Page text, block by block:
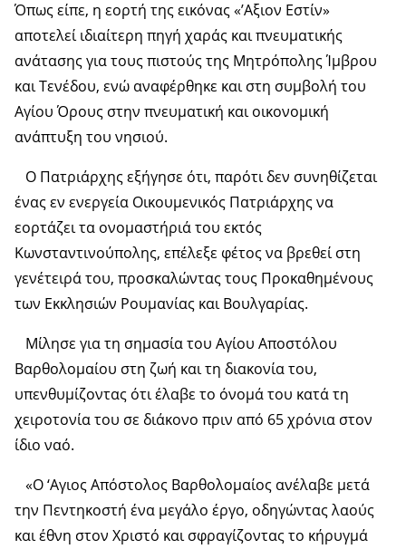
Όπως είπε, η εορτή της εικόνας «’Αξιον Εστίν»
αποτελεί ιδιαίτερη πηγή χαράς και πνευματικής
ανάτασης για τους πιστούς της Μητρόπολης Ίμβρου
και Τενέδου, ενώ αναφέρθηκε και στη συμβολή του
Αγίου Όρους στην πνευματική και οικονομική
ανάπτυξη του νησιού.
Ο Πατριάρχης εξήγησε ότι, παρότι δεν συνηθίζεται
ένας εν ενεργεία Οικουμενικός Πατριάρχης να
εορτάζει τα ονομαστήριά του εκτός
Κωνσταντινούπολης, επέλεξε φέτος να βρεθεί στη
γενέτειρά του, προσκαλώντας τους Προκαθημένους
των Εκκλησιών Ρουμανίας και Βουλγαρίας.
Μίλησε για τη σημασία του Αγίου Αποστόλου
Βαρθολομαίου στη ζωή και τη διακονία του,
υπενθυμίζοντας ότι έλαβε το όνομά του κατά τη
χειροτονία του σε διάκονο πριν από 65 χρόνια στον
ίδιο ναό.
«Ο ‘Αγιος Απόστολος Βαρθολομαίος ανέλαβε μετά
την Πεντηκοστή ένα μεγάλο έργο, οδηγώντας λαούς
και έθνη στον Χριστό και σφραγίζοντας το κήρυγμά